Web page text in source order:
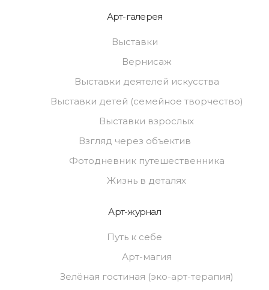
Арт-галерея
Выставки
Вернисаж
Выставки деятелей искусства
Выставки детей (семейное творчество)
Выставки взрослых
Взгляд через объектив
Фотодневник путешественника
Жизнь в деталях
Арт-журнал
Путь к себе
Арт-магия
Зелёная гостиная (эко-арт-терапия)